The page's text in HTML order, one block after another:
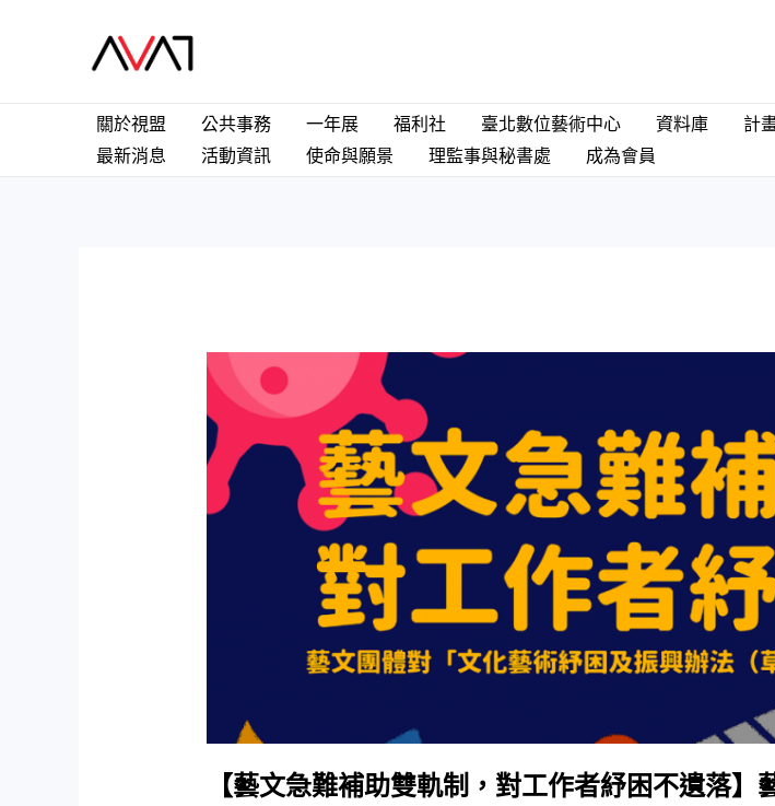
關於視盟 公共事務 一年展 福利社 臺北數位藝術中心 資料庫 計
最新消息
活動資訊 使命與願景 理監事與秘書處 成為會員
【藝文急難補助雙軌制，對工作者紓困不遺落